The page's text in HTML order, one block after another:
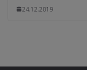
24.12.2019